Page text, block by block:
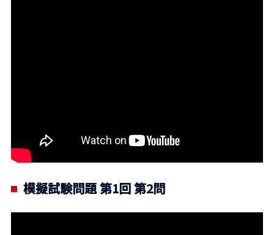
模擬試験問題 第1回 第2問